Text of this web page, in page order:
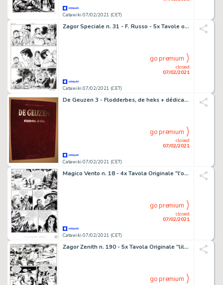
Catawiki 07/02/2021 (CET)
Zagor Speciale n. 31 - F. Russo - 5x Tavole originali "Il libro delle ombre" - Loose page - (2019)
Catawiki 07/02/2021 (CET)
closed
07/02/2021
go premium
De Geuzen 3 - Flodderbes, de heks + dédicace - Hardcover - First edition - (1988)
Catawiki 07/02/2021 (CET)
closed
07/02/2021
go premium
Magico Vento n. 18 - 4x Tavola Originale "l'ombra del guerriero" - Loose page - First edition - (1998)
Catawiki 07/02/2021 (CET)
closed
07/02/2021
go premium
Zagor Zenith n. 190 - 5x Tavola Originale "lil cavaliere misterioso" Donatelli - Loose page - First edition - (1977)
go premium